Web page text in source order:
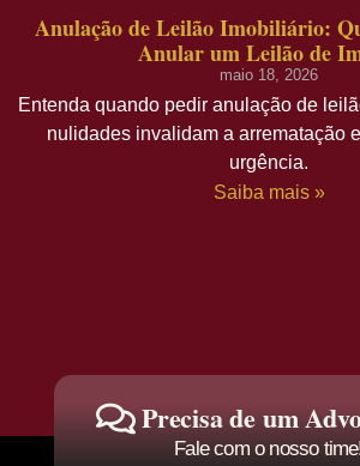
Anulação de Leilão Imobiliário:
Anular um Leilão de
maio 18, 2026
Entenda quando pedir anulação de
nulidades invalidam a arrematação
urgência.
Saiba mais »
Precisa de um
Fale com o nosso